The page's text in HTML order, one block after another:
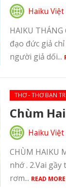
Haiku Việt
HAIKU
đạo đức giả
người giả dối...
THƠ - THƠ BẠN
Chùm
Haiku Việt
CHÙM HAIKU
nhớ . 2.Vai
rơm... READ